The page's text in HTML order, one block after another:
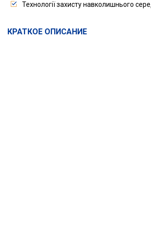
Технології захисту навколишнього
КРАТКОЕ ОПИСАНИЕ